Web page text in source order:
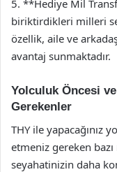
5. **Hediye Mil
biriktirdikleri milleri
özellik, aile ve
avantaj sunmaktadır.
Yolculuk Öncesi
Gerekenler
THY ile yapacağınız
etmeniz gereken
seyahatinizin daha